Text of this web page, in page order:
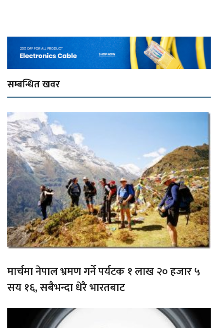
सम्बन्धित खवर
मार्चमा नेपाल भ्रमण गर्ने पर्यटक १ लाख २० हजार ५
सय १६, सबैभन्दा धेरै भारतबाट